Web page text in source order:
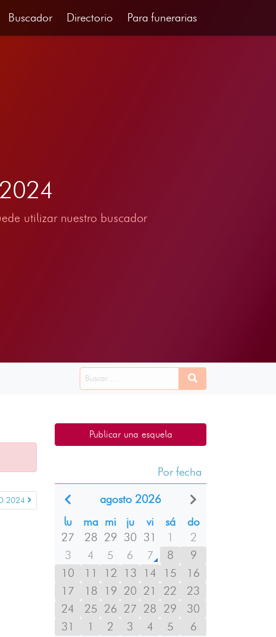
Buscador Directorio Para funerarias
utilizar nuestro buscador
2024
Publicar una esquela
Por fecha
agosto 2026
lu
ma mi ju vi sá
do
27
28 29 30 31 1
2
3
4 5 6 7 8
9
10
11 12 13 14 15
16
17
18 19 20 21 22
23
24
25 26 27 28 29
30
31
1 2 3 4 5 6